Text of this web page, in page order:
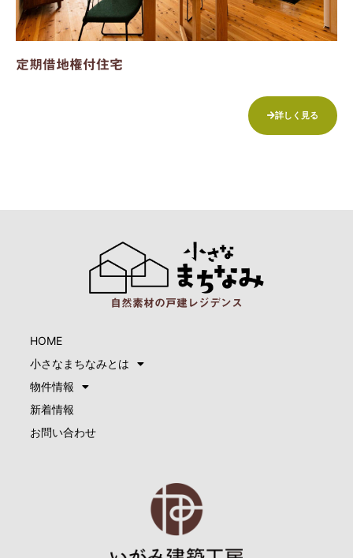
定期借地権付住宅
詳しく見る
自然素材の戸建レジデンス
HOME
小さなまちなみとは
物件情報
新着情報
お問い合わせ